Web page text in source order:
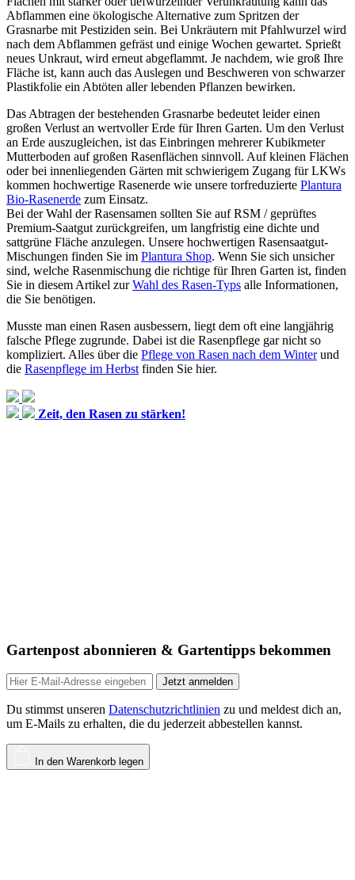
Abflammen eine ökologische Alternative zum Spritzen der
Grasnarbe mit Pestiziden sein. Bei Unkräutern mit Pfahlwurzel wird
nach dem Abflammen gefräst und einige Wochen gewartet. Sprießt
neues Unkraut, wird erneut abgeflammt. Je nachdem, wie groß Ihre
Fläche ist, kann auch das Auslegen und Beschweren von schwarzer
Plastikfolie ein Abtöten aller lebenden Pflanzen bewirken.
Das Abtragen der bestehenden Grasnarbe bedeutet leider einen
großen Verlust an wertvoller Erde für Ihren Garten. Um den Verlust
an Erde auszugleichen, ist das Einbringen mehrerer Kubikmeter
Mutterboden auf großen Rasenflächen sinnvoll. Auf kleinen Flächen
oder bei innenliegenden Gärten mit schwierigem Zugang für LKWs
kommen hochwertige Rasenerde wie unsere torfreduzierte Plantura
Bio-Rasenerde zum Einsatz.
Bei der Wahl der Rasensamen sollten Sie auf RSM / geprüftes
Premium-Saatgut zurückgreifen, um langfristig eine dichte und
sattgrüne Fläche anzulegen. Unsere hochwertigen Rasensaatgut-
Mischungen finden Sie im Plantura Shop. Wenn Sie sich unsicher
sind, welche Rasenmischung die richtige für Ihren Garten ist, finden
Sie in diesem Artikel zurWahl des Rasen-Typs alle Informationen,
die Sie benötigen.
Musste man einen Rasen ausbessern, liegt dem oft eine langjährig
falsche Pflege zugrunde. Dabei ist die Rasenpflege gar nicht so
kompliziert. Alles über die Pflege von Rasen nach dem Winterund
die Rasenpflege im Herbst finden Sie hier.
Zeit, den Rasen zu stärken!
Gartenpost abonnieren & Gartentipps bekommen
Jetzt anmelden
Du stimmst unseren Datenschutzrichtlinien zu und meldest dich an,
um E-Mails zu erhalten, die du jederzeit abbestellen kannst.
In den Warenkorb legen